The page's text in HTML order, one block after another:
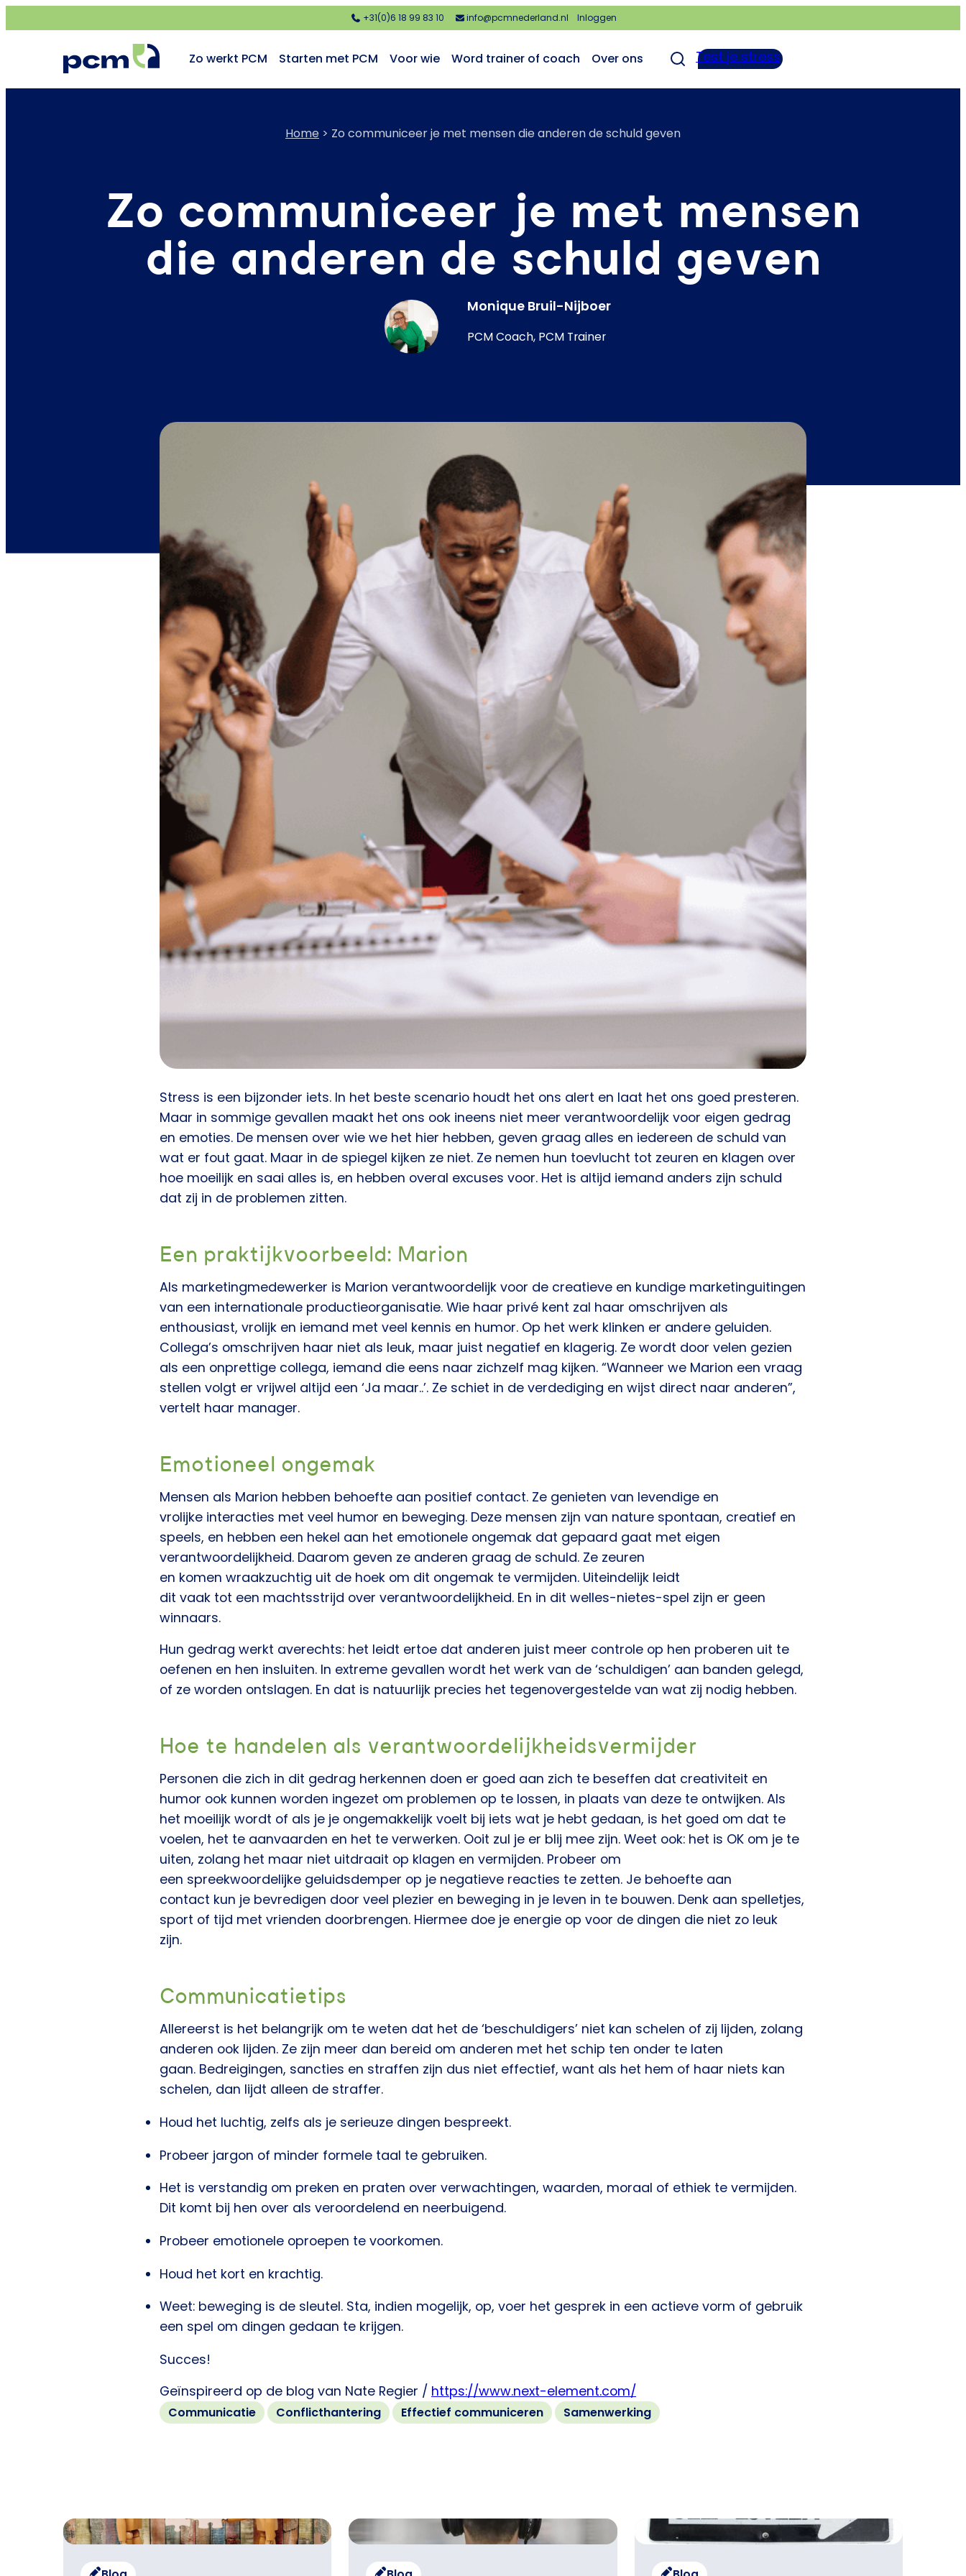
+31(0)6 18 99 83 10 info@pcmnederland.nl Inloggen
Zo werkt PCM Starten met PCM Voor wie Word trainer of coach Over ons Test je stress
Home > Zo communiceer je met mensen die anderen de schuld geven
Zo communiceer je met mensen
die anderen de schuld geven
Monique Bruil-Nijboer
PCM Coach, PCM Trainer
Stress is een bijzonder iets. In het beste scenario houdt het ons alert en laat het ons goed presteren.
Maar in sommige gevallen maakt het ons ook ineens niet meer verantwoordelijk voor eigen gedrag
en emoties. De mensen over wie we het hier hebben, geven graag alles en iedereen de schuld van
wat er fout gaat. Maar in de spiegel kijken ze niet. Ze nemen hun toevlucht tot zeuren en klagen over
hoe moeilijk en saai alles is, en hebben overal excuses voor. Het is altijd iemand anders zijn schuld
dat zij in de problemen zitten.
Een praktijkvoorbeeld: Marion
Als marketingmedewerker is Marion verantwoordelijk voor de creatieve en kundige marketinguitingen
van een internationale productieorganisatie. Wie haar privé kent zal haar omschrijven als
enthousiast, vrolijk en iemand met veel kennis en humor. Op het werk klinken er andere geluiden.
Collega’s omschrijven haar niet als leuk, maar juist negatief en klagerig. Ze wordt door velen gezien
als een onprettige collega, iemand die eens naar zichzelf mag kijken. “Wanneer we Marion een vraag
stellen volgt er vrijwel altijd een ‘Ja maar..’. Ze schiet in de verdediging en wijst direct naar anderen”,
vertelt haar manager.
Emotioneel ongemak
Mensen als Marion hebben behoefte aan positief contact. Ze genieten van levendige en
vrolijke interacties met veel humor en beweging. Deze mensen zijn van nature spontaan, creatief en
speels, en hebben een hekel aan het emotionele ongemak dat gepaard gaat met eigen
verantwoordelijkheid. Daarom geven ze anderen graag de schuld. Ze zeuren
en komen wraakzuchtig uit de hoek om dit ongemak te vermijden. Uiteindelijk leidt
dit vaak tot een machtsstrijd over verantwoordelijkheid. En in dit welles-nietes-spel zijn er geen
winnaars.
Hun gedrag werkt averechts: het leidt ertoe dat anderen juist meer controle op hen proberen uit te
oefenen en hen insluiten. In extreme gevallen wordt het werk van de ‘schuldigen’ aan banden gelegd,
of ze worden ontslagen. En dat is natuurlijk precies het tegenovergestelde van wat zij nodig hebben.
Hoe te handelen als verantwoordelijkheidsvermijder
Personen die zich in dit gedrag herkennen doen er goed aan zich te beseffen dat creativiteit en
humor ook kunnen worden ingezet om problemen op te lossen, in plaats van deze te ontwijken. Als
het moeilijk wordt of als je je ongemakkelijk voelt bij iets wat je hebt gedaan, is het goed om dat te
voelen, het te aanvaarden en het te verwerken. Ooit zul je er blij mee zijn. Weet ook: het is OK om je te
uiten, zolang het maar niet uitdraait op klagen en vermijden. Probeer om
een spreekwoordelijke geluidsdemper op je negatieve reacties te zetten. Je behoefte aan
contact kun je bevredigen door veel plezier en beweging in je leven in te bouwen. Denk aan spelletjes,
sport of tijd met vrienden doorbrengen. Hiermee doe je energie op voor de dingen die niet zo leuk
zijn.
Communicatietips
Allereerst is het belangrijk om te weten dat het de ‘beschuldigers’ niet kan schelen of zij lijden, zolang
anderen ook lijden. Ze zijn meer dan bereid om anderen met het schip ten onder te laten
gaan. Bedreigingen, sancties en straffen zijn dus niet effectief, want als het hem of haar niets kan
schelen, dan lijdt alleen de straffer.
Houd het luchtig, zelfs als je serieuze dingen bespreekt.
Probeer jargon of minder formele taal te gebruiken.
Het is verstandig om preken en praten over verwachtingen, waarden, moraal of ethiek te vermijden.
Dit komt bij hen over als veroordelend en neerbuigend.
Probeer emotionele oproepen te voorkomen.
Houd het kort en krachtig.
Weet: beweging is de sleutel. Sta, indien mogelijk, op, voer het gesprek in een actieve vorm of gebruik
een spel om dingen gedaan te krijgen.
Succes!
Geïnspireerd op de blog van Nate Regier / https://www.next-element.com/
Communicatie Conflicthantering Effectief communiceren Samenwerking